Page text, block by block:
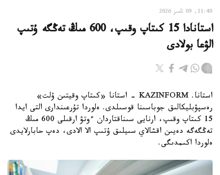
11:40, 09 تامىز 2026
استانادا 15 كىتاپ وقىپ، 600 مىڭ تەڭگە ۇتىپ
الۋعا بولادى
استانا. KAZINFORM - استانا «كىتاپ وقيتىن ۇلت»
رەسپۋبليكالىق جوباسىنا قوسىلدى. ەلوردا تۇرعىندارى التى ايدا
15 كىتاپ وقىپ، ارنايى سىناقتاردان ءوتۋ ارقىلى 600 مىڭ
تەڭگەگە دەيىن اقشالاي سىيلىق ۇتىپ الا الادى، دەپ حابارلايدى
ەلوردا اكىمدىگى.